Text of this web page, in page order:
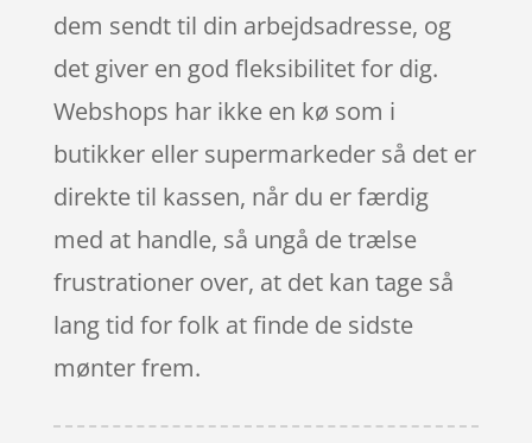
dem sendt til din arbejdsadresse, og
det giver en god fleksibilitet for dig.
Webshops har ikke en kø som i
butikker eller supermarkeder så det er
direkte til kassen, når du er færdig
med at handle, så ungå de trælse
frustrationer over, at det kan tage så
lang tid for folk at finde de sidste
mønter frem.